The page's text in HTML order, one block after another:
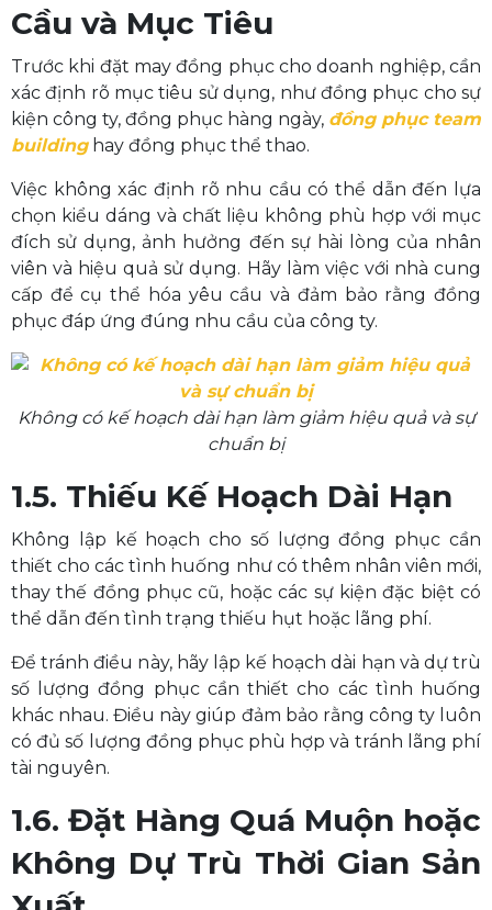
Cầu và Mục Tiêu
Trước khi đặt may đồng phục cho doanh nghiệp, cần
xác định rõ mục tiêu sử dụng, như đồng phục cho sự
kiện công ty, đồng phục hàng ngày, đồng phục team
buildinghay đồng phục thể thao.
Việc không xác định rõ nhu cầu có thể dẫn đến lựa
chọn kiểu dáng và chất liệu không phù hợp với mục
đích sử dụng, ảnh hưởng đến sự hài lòng của nhân
viên và hiệu quả sử dụng. Hãy làm việc với nhà cung
cấp để cụ thể hóa yêu cầu và đảm bảo rằng đồng
phục đáp ứng đúng nhu cầu của công ty.
Không có kế hoạch dài hạn làm giảm hiệu quả và sự
chuẩn bị
1.5. Thiếu Kế Hoạch Dài Hạn
Không lập kế hoạch cho số lượng đồng phục cần
thiết cho các tình huống như có thêm nhân viên mới,
thay thế đồng phục cũ, hoặc các sự kiện đặc biệt có
thể dẫn đến tình trạng thiếu hụt hoặc lãng phí.
Để tránh điều này, hãy lập kế hoạch dài hạn và dự trù
số lượng đồng phục cần thiết cho các tình huống
khác nhau. Điều này giúp đảm bảo rằng công ty luôn
có đủ số lượng đồng phục phù hợp và tránh lãng phí
tài nguyên.
1.6. Đặt Hàng Quá Muộn hoặc
Không Dự Trù Thời Gian Sản